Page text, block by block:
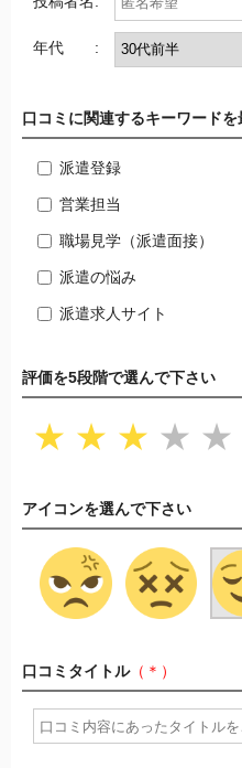
年代 :
口コミに関連するキーワード
派遣登録
営業担当
職場見学（派遣面接）
派遣の悩み
派遣求人サイト
評価を5段階で選んで下さい
★ ★ ★ ★ ★
アイコンを選んで下さい
口コミタイトル（＊）